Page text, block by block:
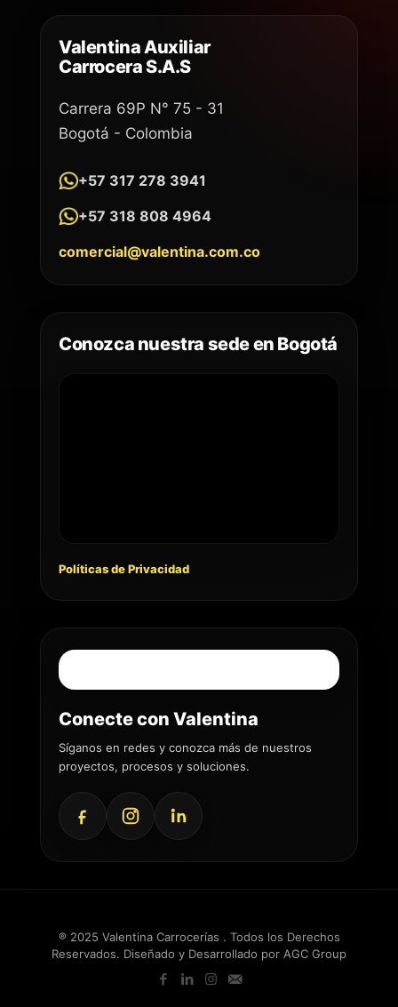
Valentina Auxiliar
Carrocera S.A.S
Carrera 69P N° 75 - 31
Bogotá - Colombia
+57 317 278 3941
+57 318 808 4964
comercial@valentina.com.co
Conozca nuestra sede en Bogotá
Políticas de Privacidad
Conecte con Valentina
Síganos en redes y conozca más de nuestros
proyectos, procesos y soluciones.
® 2025 Valentina Carrocerías . Todos los Derechos
Reservados. Diseñado y Desarrollado por AGC Group